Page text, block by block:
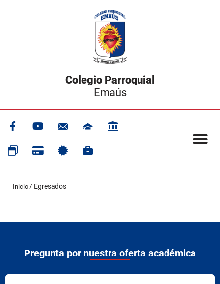
Colegio Parroquial
Emaús
Inicio / Egresados
Pregunta por nuestra oferta académica